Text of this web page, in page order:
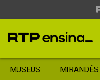
MUSEUS MIRANDÊS